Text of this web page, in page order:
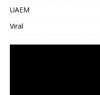
UAEM
Viral